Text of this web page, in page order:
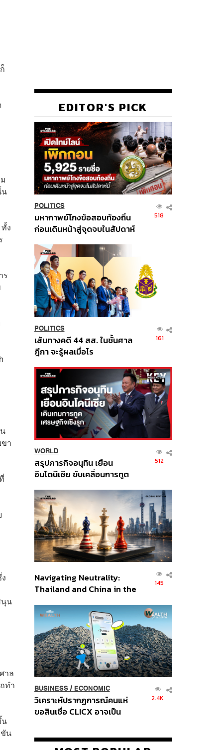
น
ง
ร
า
นุน
าล
ทำ
น
ขัน
EDITOR'S PICK
POLITICS
มหากาพย์โกงข้อสอบท้องถิ่น
ก่อนเดินหน้าสู่จุดจบในสัปดาห์
518
POLITICS
เส้นทางคดี 44 สส. ในชั้นศาล
ฎีกา จะรู้ผลเมื่อไร
161
WORLD
สรุปภารกิจอนุทิน เยือน
อินโดนีเซีย ขับเคลื่อนการทูต
ส่วนยุทธศาสตร์ไทย –
อินโดนีเซีย
512
Navigating Neutrality:
Thailand and China in the
Order
145
BUSINESS/ ECONOMIC
วิเคราะห์ปรากฏการณ์คนแห่
ขอสินเชื่อ CLICX อาจเป็น
ปัญหาหนี้ครัวเรือนไทยที่ถูกซุก
2.4K